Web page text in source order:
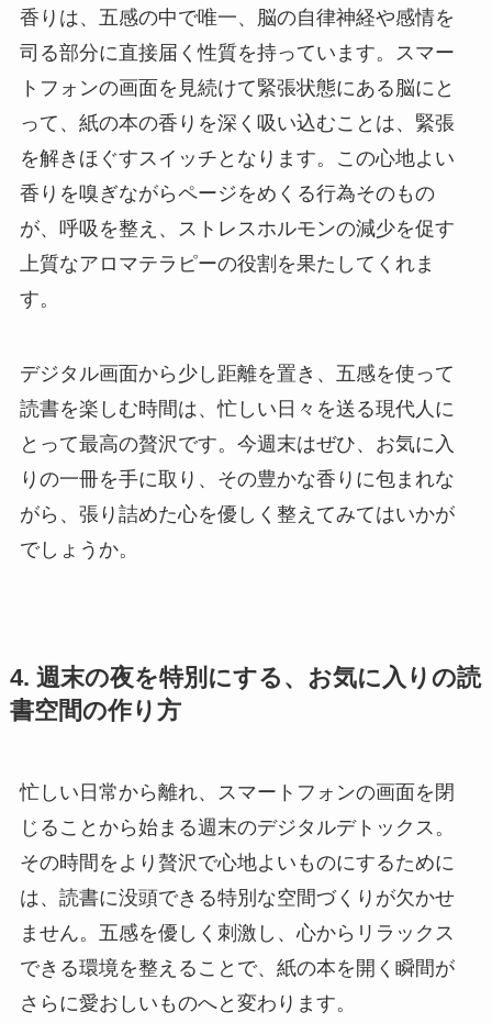
香りは、五感の中で唯一、脳の自律神経や感情を
司る部分に直接届く性質を持っています。スマー
トフォンの画面を見続けて緊張状態にある脳にと
って、紙の本の香りを深く吸い込むことは、緊張
を解きほぐすスイッチとなります。この心地よい
香りを嗅ぎながらページをめくる行為そのもの
が、呼吸を整え、ストレスホルモンの減少を促す
上質なアロマテラピーの役割を果たしてくれま
す。
デジタル画面から少し距離を置き、五感を使って
読書を楽しむ時間は、忙しい日々を送る現代人に
とって最高の贅沢です。今週末はぜひ、お気に入
りの一冊を手に取り、その豊かな香りに包まれな
がら、張り詰めた心を優しく整えてみてはいかが
でしょうか。
4. 週末の夜を特別にする、お気に入りの読
書空間の作り方
忙しい日常から離れ、スマートフォンの画面を閉
じることから始まる週末のデジタルデトックス。
その時間をより贅沢で心地よいものにするために
は、読書に没頭できる特別な空間づくりが欠かせ
ません。五感を優しく刺激し、心からリラックス
できる環境を整えることで、紙の本を開く瞬間が
さらに愛おしいものへと変わります。